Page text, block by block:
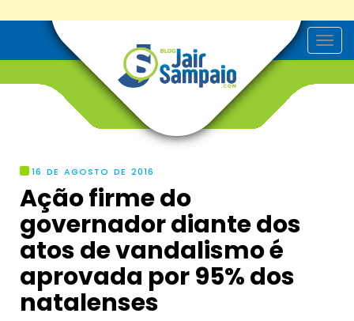
T
o
16 DE AGOSTO DE 2016
Ação firme do
governador diante dos
atos de vandalismo é
aprovada por 95% dos
natalenses